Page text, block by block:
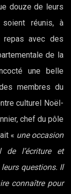
douze de leurs
réunis, à
repas avec des
de la
une belle
membres du
culturel Noël-
chef du pôle
« une occasion
de l’écriture et
leurs questions. Il
connaître pour